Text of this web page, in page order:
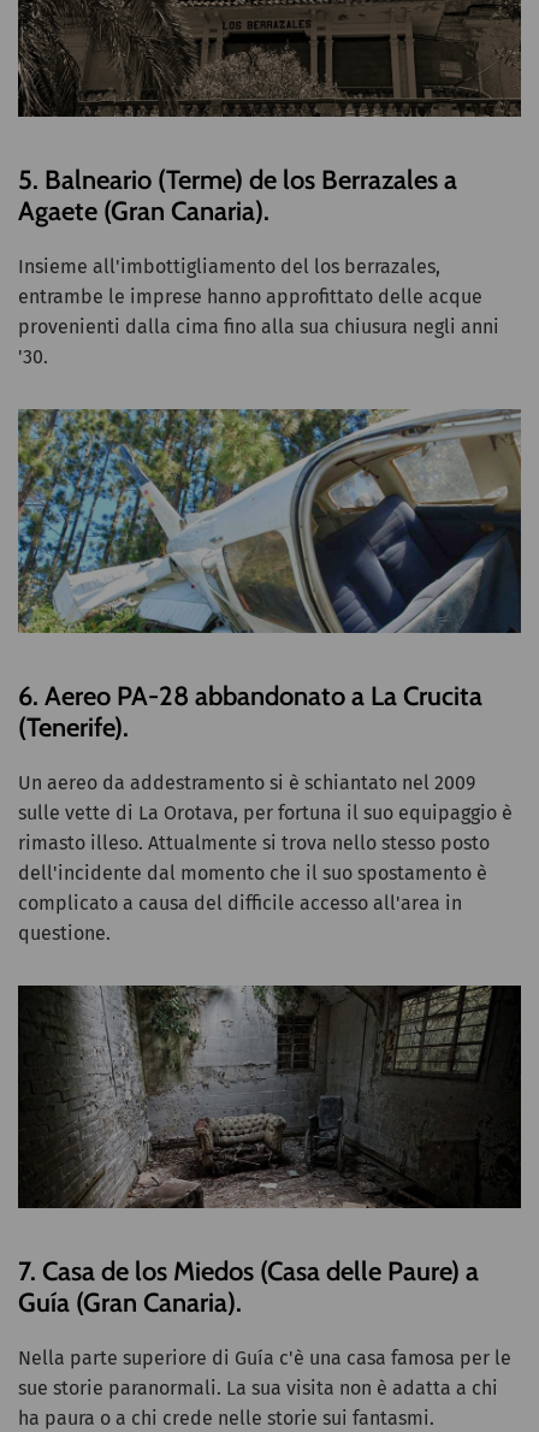
5. Balneario (Terme) de los Berrazales a
Agaete (Gran Canaria).
Insieme all'imbottigliamento del los berrazales,
entrambe le imprese hanno approfittato delle acque
provenienti dalla cima fino alla sua chiusura negli anni
'30.
6. Aereo PA-28 abbandonato a La Crucita
(Tenerife).
Un aereo da addestramento si è schiantato nel 2009
sulle vette di La Orotava, per fortuna il suo equipaggio è
rimasto illeso. Attualmente si trova nello stesso posto
dell'incidente dal momento che il suo spostamento è
complicato a causa del difficile accesso all'area in
questione.
7. Casa de los Miedos (Casa delle Paure) a
Guía (Gran Canaria).
Nella parte superiore di Guía c'è una casa famosa per le
sue storie paranormali. La sua visita non è adatta a chi
ha paura o a chi crede nelle storie sui fantasmi.